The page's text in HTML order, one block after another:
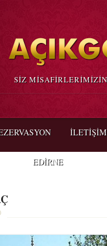
SİZ
İLETİŞİM
EDİRNE